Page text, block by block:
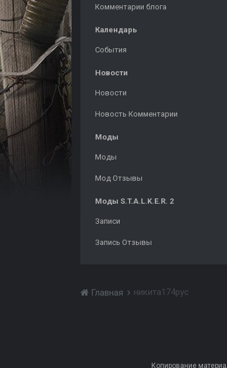
Комментарии блога
Календарь
События
Новости
Новости
Новость Комментарии
Моды
Моды
Мод Отзывы
Моды S.T.A.L.K.E.R. 2
Записи
Запись Отзывы
Главная никита174рус
Копирование